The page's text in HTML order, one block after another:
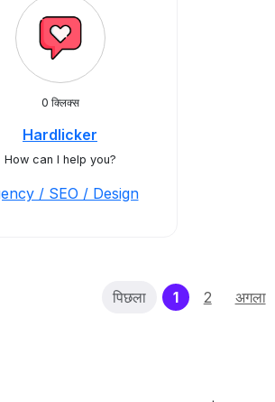
0 क्लिक्स
Hardlicker
How can I help you?
/ SEO / Design
पिछला 1(current)
2 अगला